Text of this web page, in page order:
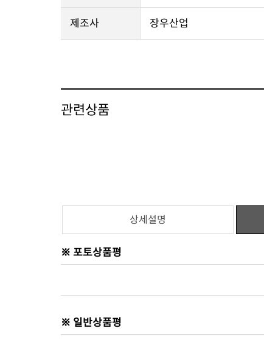
제조사 장우산업
관련상품
상세설명
※ 포토상품평
※ 일반상품평